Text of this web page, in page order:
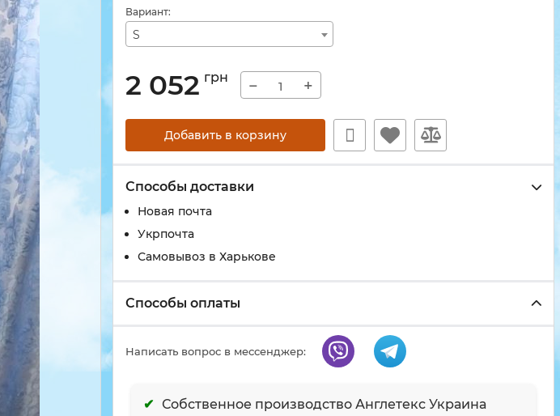
Вариант:
S
2 052 грн − +
Добавить в корзину
Способы доставки
Новая почта
Укрпочта
Самовывоз в Харькове
Способы оплаты
Написать вопрос в мессенджер:
Собственное производство Англетекс Украина